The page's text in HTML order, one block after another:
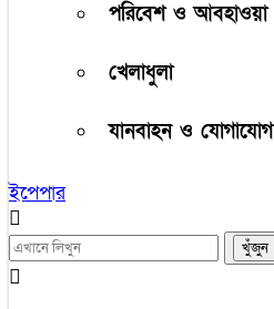
পরিবেশ ও আবহাওয়া
খেলাধুলা
যানবাহন ও যোগাযোগ
ইপেপার